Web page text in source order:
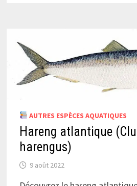
AUTRES ESPÈCES AQUATIQUES
Hareng atlantique
harengus)
9 août 2022